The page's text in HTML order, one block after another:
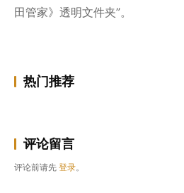
田管家》透明文件夹”。
热门推荐
评论留言
评论前请先 登录。